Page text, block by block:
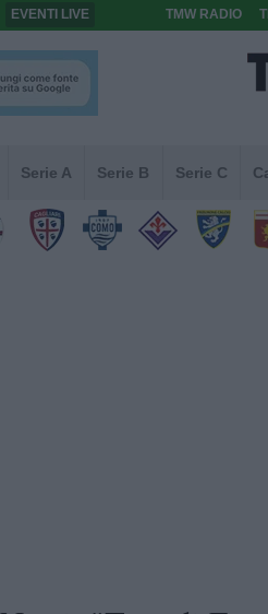
EVENTI LIVE TMW RADIO
Serie A Serie B Serie C